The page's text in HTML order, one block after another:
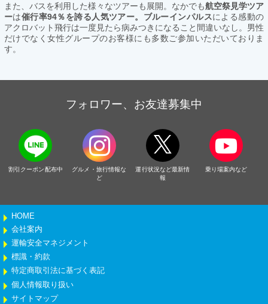
また、バスを利用した様々なツアーも展開。なかでも航空祭見学ツア
ーは催行率94％を誇る人気ツアー。ブルーインパルスによる感動の
アクロバット飛行は一度見たら病みつきになること間違いなし。男性
だけでなく女性グループのお客様にも多数ご参加いただいておりま
す。
フォロワー、お友達募集中
割引クーポン配布中
グルメ・旅行情報な
ど
運行状況など最新情
報
乗り場案内など
HOME
会社案内
運輸安全マネジメント
標識・約款
特定商取引法に基づく表記
個人情報取り扱い
サイトマップ